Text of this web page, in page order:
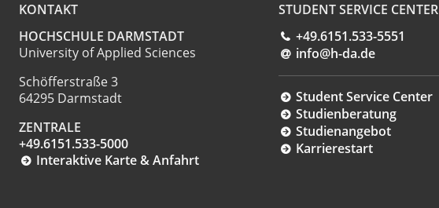
KONTAKT
HOCHSCHULE DARMSTADT
University of Applied Sciences
Schöfferstraße 3
64295 Darmstadt
ZENTRALE
+49.6151.533-5000
Interaktive Karte & Anfahrt
STUDENT SERVICE CENTER
+49.6151.533-5551
info@h-da.de
Student Service Center
Studienberatung
Studienangebot
Karrierestart